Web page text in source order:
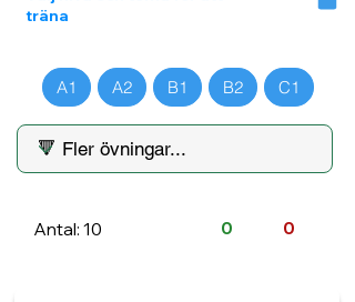
träna
A1 A2 B1 B2 C1
Antal: 10 0 0